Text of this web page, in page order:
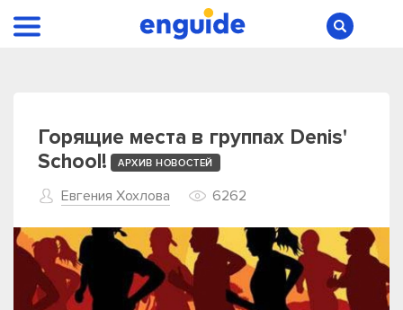
Горящие места в группах Denis'
School!
АРХИВ НОВОСТЕЙ
Евгения Хохлова 6262